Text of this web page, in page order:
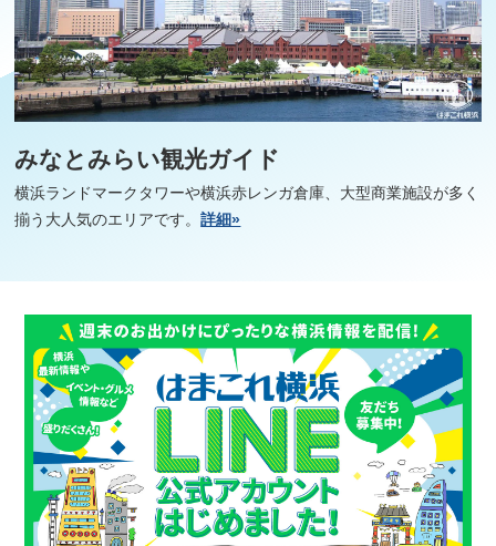
みなとみらい観光ガイド
横浜ランドマークタワーや横浜赤レンガ倉庫、大型商業施設が多く
揃う大人気のエリアです。詳細»